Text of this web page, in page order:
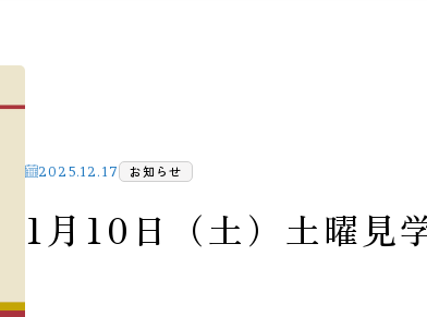
2025.12.17 お知らせ
1月10日（土）土曜見